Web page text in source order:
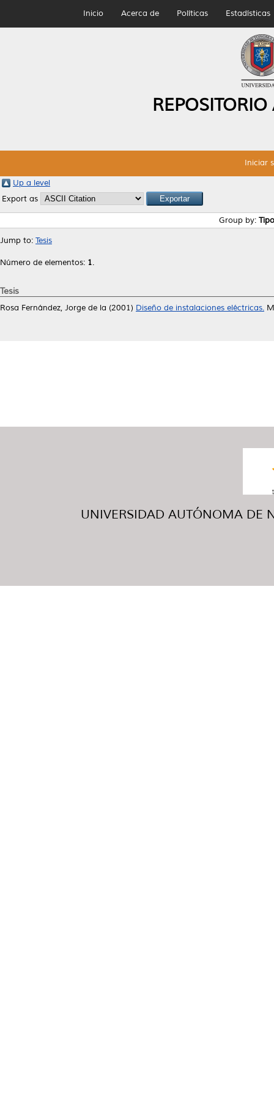
Inicio Acerca de Políticas Estadísticas
Iniciar
Up a level
Export as
Group by:
Jump to: Tesis
Número de elementos: 1.
Tesis
Rosa Fernández, Jorge de la (2001) Diseño de instalaciones eléctricas.
UNIVERSIDAD AUTÓNOMA DE